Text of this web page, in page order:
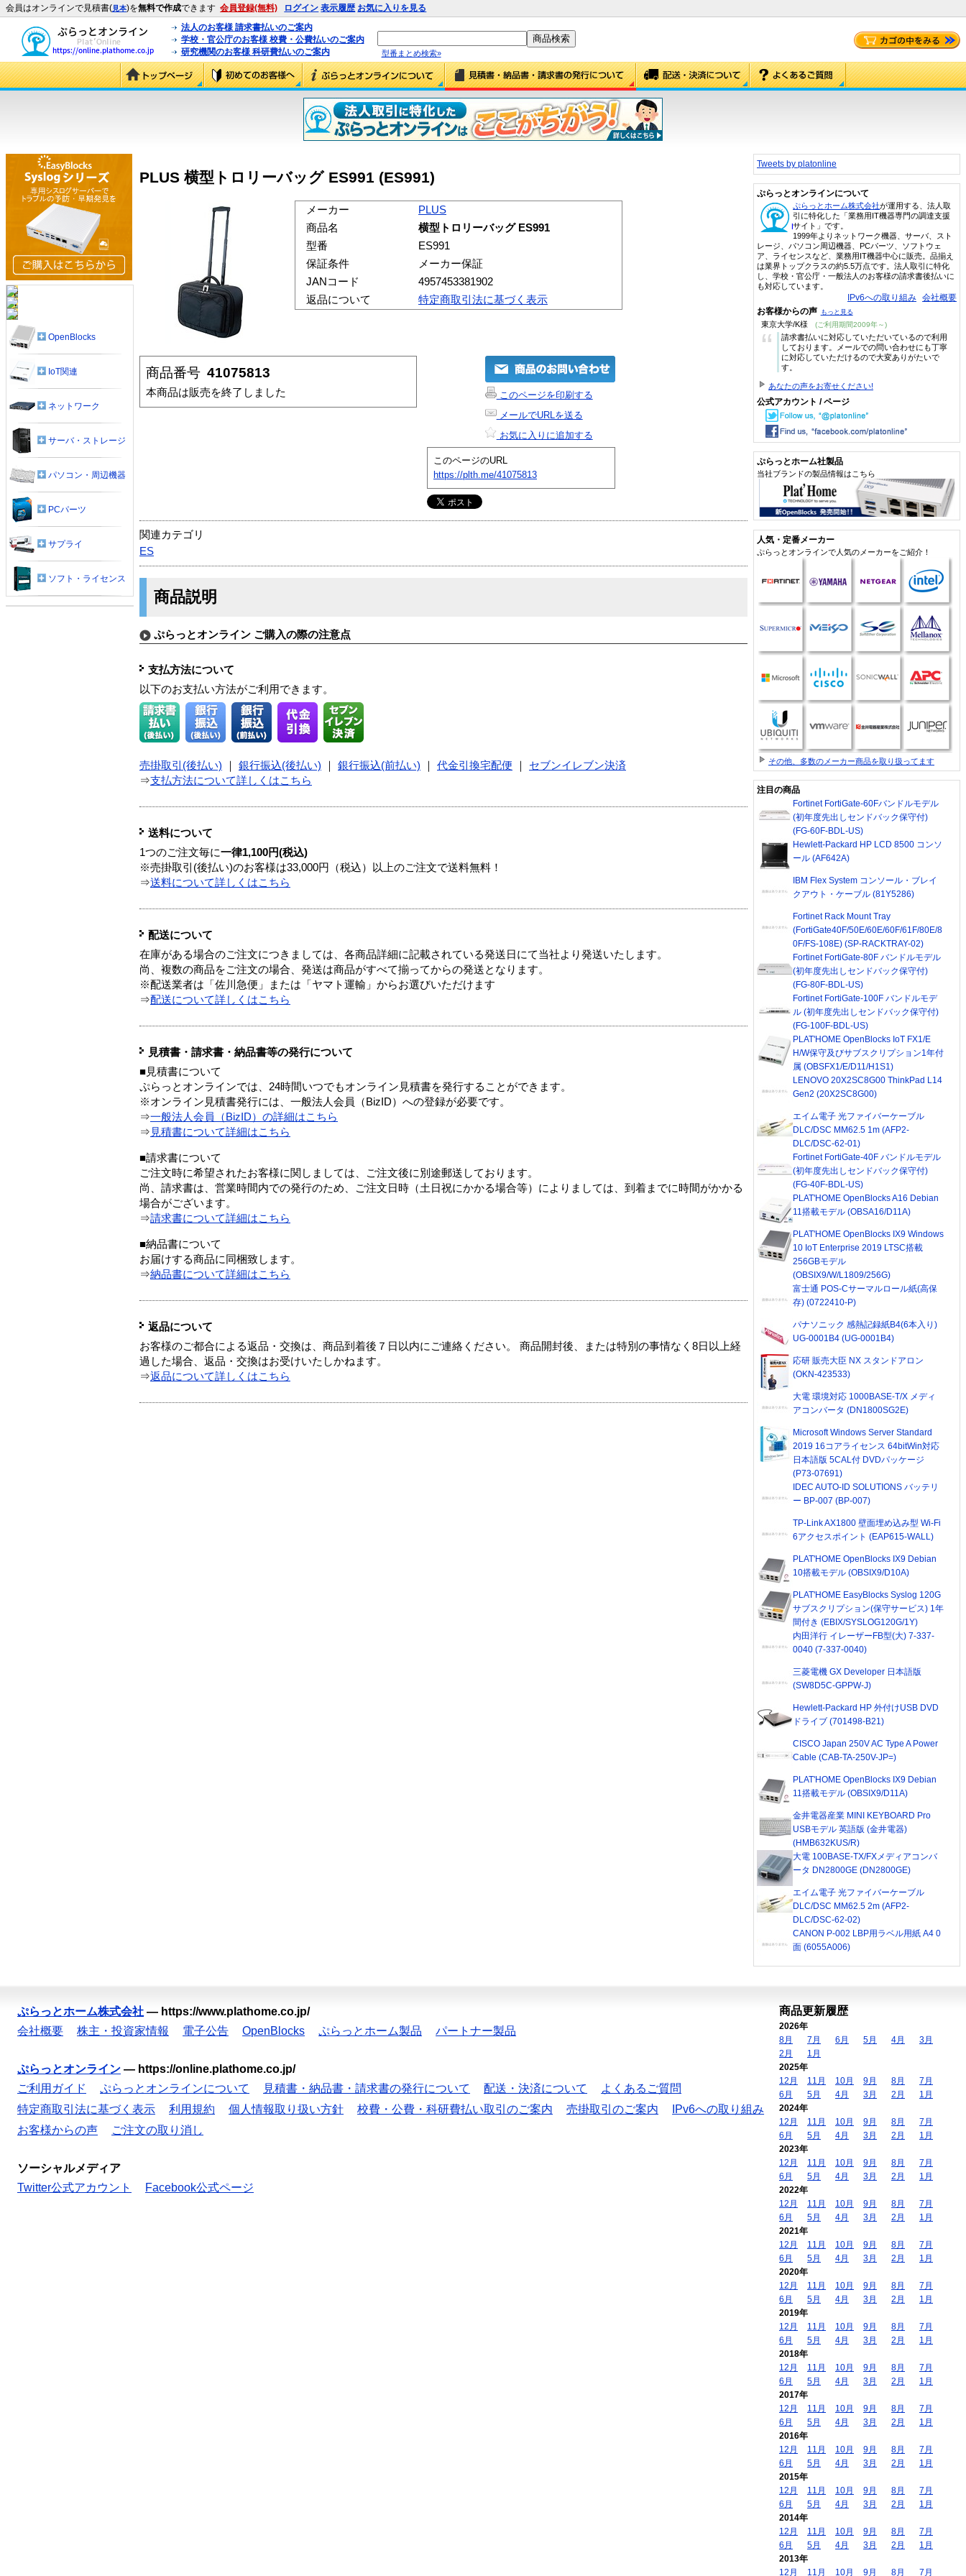
会員はオンラインで見積書(見本)を無料で作成できます 会員登録(無料) ログイン 表示履歴 お気に入りを見る
法人のお客様 請求書払いのご案内
学校・官公庁のお客様 校費・公費払いのご案内
研究機関のお客様 科研費払いのご案内
型番まとめ検索»
PLUS 横型トロリーバッグ ES991 (ES991)
メーカー
PLUS
商品名
横型トロリーバッグ ES991
型番
ES991
保証条件
メーカー保証
JANコード
4957453381902
返品について
特定商取引法に基づく表示
商品番号 41075813
本商品は販売を終了しました
このページを印刷する
メールでURLを送る
お気に入りに追加する
このページのURL
https://plth.me/41075813
関連カテゴリ
ES
商品説明
ぷらっとオンライン ご購入の際の注意点
支払方法について
以下のお支払い方法がご利用できます。
売掛取引(後払い) 銀行振込(後払い) 銀行振込(前払い) 代金引換宅配便
セブンイレブン決済
⇒支払方法について詳しくはこちら
送料について
1つのご注文毎に一律1,100円(税込)
※売掛取引(後払い)のお客様は33,000円（税込）以上のご注文で送料無料！
⇒送料について詳しくはこちら
配送について
在庫がある場合のご注文につきましては、各商品詳細に記載されている発送日にて当社より発送いたします。
尚、複数の商品をご注文の場合、発送は商品がすべて揃ってからの発送となります。
※配送業者は「佐川急便」または「ヤマト運輸」からお選びいただけます
⇒配送について詳しくはこちら
見積書・請求書・納品書等の発行について
■見積書について
ぷらっとオンラインでは、24時間いつでもオンライン見積書を発行することができます。
※オンライン見積書発行には、一般法人会員（BizID）への登録が必要です。
⇒一般法人会員（BizID）の詳細はこちら
⇒ 見積書について詳細はこちら
■請求書について
ご注文時に希望されたお客様に関しましては、ご注文後に別途郵送しております。
尚、請求書は、営業時間内での発行のため、ご注文日時（土日祝にかかる場合等）によりましては、到着までに時間がかかる
場合がございます。
⇒請求書について詳細はこちら
■納品書について
お届けする商品に同梱致します。
⇒納品書について詳細はこちら
返品について
お客様のご都合による返品・交換は、商品到着後７日以内にご連絡ください。 商品開封後、または特別の事情なく8日以上経
過した場合、返品・交換はお受けいたしかねます。
⇒返品について詳しくはこちら
OpenBlocks
IoT関連
ネットワーク
サーバ・ストレージ
パソコン・周辺機器
PCパーツ
サプライ
ソフト・ライセンス
Tweets by platonline
ぷらっとオンラインについて
ぷらっとホーム株式会社が運用する、法人取
引に特化した「業務用IT機器専門の調達支援
サイト」です。
1999年よりネットワーク機器、サーバ、スト
レージ、パソコン周辺機器、PCパーツ、ソフトウェ
ア、ライセンスなど、業務用IT機器中心に販売。品揃え
は業界トップクラスの約5.5万点です。法人取引に特化
し、学校・官公庁・一般法人のお客様の請求書後払いに
も対応しています。
IPv6への取り組み 会社概要
お客様からの声 もっと見る
東京大学/K様 (ご利用期間2009年～)
“
請求書払いに対応していただいているので利用
しております。メールでの問い合わせにも丁寧
に対応していただけるので大変ありがたいで
す。
あなたの声をお寄せください!
公式アカウント / ページ
ぷらっとホーム社製品
当社ブランドの製品情報はこちら
人気・定番メーカー
ぷらっとオンラインで人気のメーカーをご紹介！
その他、多数のメーカー商品を取り扱ってます
注目の商品
Fortinet FortiGate-60Fバンドルモデル
(初年度先出しセンドバック保守付)
(FG-60F-BDL-US)
Hewlett-Packard HP LCD 8500 コンソ
ール (AF642A)
IBM Flex System コンソール・ブレイ
クアウト・ケーブル (81Y5286)
Fortinet Rack Mount Tray
(FortiGate40F/50E/60E/60F/61F/80E/8
0F/FS-108E) (SP-RACKTRAY-02)
Fortinet FortiGate-80F バンドルモデル
(初年度先出しセンドバック保守付)
(FG-80F-BDL-US)
Fortinet FortiGate-100F バンドルモデ
ル (初年度先出しセンドバック保守付)
(FG-100F-BDL-US)
PLAT'HOME OpenBlocks IoT FX1/E
H/W保守及びサブスクリプション1年付
属 (OBSFX1/E/D11/H1S1)
LENOVO 20X2SC8G00 ThinkPad L14
Gen2 (20X2SC8G00)
エイム電子 光ファイバーケーブル
DLC/DSC MM62.5 1m (AFP2-
DLC/DSC-62-01)
Fortinet FortiGate-40F バンドルモデル
(初年度先出しセンドバック保守付)
(FG-40F-BDL-US)
PLAT'HOME OpenBlocks A16 Debian
11搭載モデル (OBSA16/D11A)
PLAT'HOME OpenBlocks IX9 Windows
10 IoT Enterprise 2019 LTSC搭載
256GBモデル
(OBSIX9/W/L1809/256G)
富士通 POS-Cサーマルロール紙(高保
存) (0722410-P)
パナソニック 感熱記録紙B4(6本入り)
UG-0001B4 (UG-0001B4)
応研 販売大臣 NX スタンドアロン
(OKN-423533)
大電 環境対応 1000BASE-T/X メディ
アコンバータ (DN1800SG2E)
Microsoft Windows Server Standard
2019 16コアライセンス 64bitWin対応
日本語版 5CAL付 DVDパッケージ
(P73-07691)
IDEC AUTO-ID SOLUTIONS バッテリ
ー BP-007 (BP-007)
TP-Link AX1800 壁面埋め込み型 Wi-Fi
6アクセスポイント (EAP615-WALL)
PLAT'HOME OpenBlocks IX9 Debian
10搭載モデル (OBSIX9/D10A)
PLAT'HOME EasyBlocks Syslog 120G
サブスクリプション(保守サービス) 1年
間付き (EBIX/SYSLOG120G/1Y)
内田洋行 イレーザーFB型(大) 7-337-
0040 (7-337-0040)
三菱電機 GX Developer 日本語版
(SW8D5C-GPPW-J)
Hewlett-Packard HP 外付けUSB DVD
ドライブ (701498-B21)
CISCO Japan 250V AC Type A Power
Cable (CAB-TA-250V-JP=)
PLAT'HOME OpenBlocks IX9 Debian
11搭載モデル (OBSIX9/D11A)
金井電器産業 MINI KEYBOARD Pro
USBモデル 英語版 (金井電器)
(HMB632KUS/R)
大電 100BASE-TX/FXメディアコンバ
ータ DN2800GE (DN2800GE)
エイム電子 光ファイバーケーブル
DLC/DSC MM62.5 2m (AFP2-
DLC/DSC-62-02)
CANON P-002 LBP用ラベル用紙 A4 0
面 (6055A006)
ぷらっとホーム株式会社 — https://www.plathome.co.jp/
会社概要
株主・投資家情報 電子公告 OpenBlocks ぷらっとホーム製品 パートナー製品
ぷらっとオンライン — https://online.plathome.co.jp/
ご利用ガイド
ぷらっとオンラインについて 見積書・納品書・請求書の発行について 配送・決済について
よくあるご質問
特定商取引法に基づく表示
利用規約 個人情報取り扱い方針 校費・公費・科研費払い取引のご案内 売掛取引のご案内
IPv6への取り組み
お客様からの声
ご注文の取り消し
ソーシャルメディア
Twitter公式アカウント
Facebook公式ページ
商品更新履歴
2026年
8月
7月 6月 5月 4月
3月
2月
1月
2025年
12月
11月 10月 9月 8月
7月
6月
5月 4月 3月 2月
1月
2024年
12月
11月 10月 9月 8月
7月
6月
5月 4月 3月 2月
1月
2023年
12月
11月 10月 9月 8月
7月
6月
5月 4月 3月 2月
1月
2022年
12月
11月 10月 9月 8月
7月
6月
5月 4月 3月 2月
1月
2021年
12月
11月 10月 9月 8月
7月
6月
5月 4月 3月 2月
1月
2020年
12月
11月 10月 9月 8月
7月
6月
5月 4月 3月 2月
1月
2019年
12月
11月 10月 9月 8月
7月
6月
5月 4月 3月 2月
1月
2018年
12月
11月 10月 9月 8月
7月
6月
5月 4月 3月 2月
1月
2017年
12月
11月 10月 9月 8月
7月
6月
5月 4月 3月 2月
1月
2016年
12月
11月 10月 9月 8月
7月
6月
5月 4月 3月 2月
1月
2015年
12月
11月 10月 9月 8月
7月
6月
5月 4月 3月 2月
1月
2014年
12月
11月 10月 9月 8月
7月
6月
5月 4月 3月 2月
1月
2013年
12月
11月 10月 9月 8月 7月